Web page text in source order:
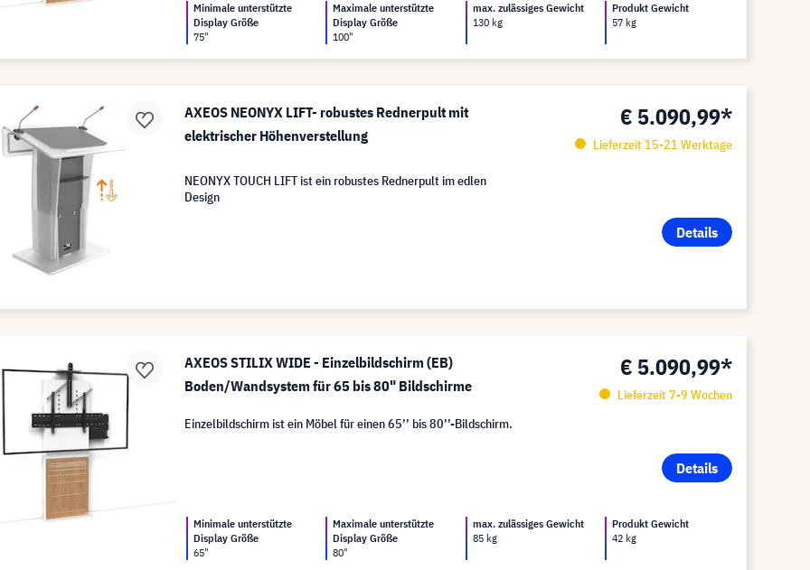
Minimale unterstützte
Display Größe
75"
Maximale unterstützte
Display Größe
100"
max. zulässiges Gewicht
130 kg
Produkt Gewicht
57 kg
AXEOS NEONYX LIFT- robustes Rednerpult mit
elektrischer Höhenverstellung
€ 5.090,99*
Lieferzeit 15-21 Werktage
Details
NEONYX TOUCH LIFT ist ein robustes Rednerpult im edlen
Design
AXEOS STILIX WIDE - Einzelbildschirm (EB)
Boden/Wandsystem für 65 bis 80" Bildschirme
€ 5.090,99*
Lieferzeit 7-9 Wochen
Details
Einzelbildschirm ist ein Möbel für einen 65’’ bis 80’’-Bildschirm.
Minimale unterstützte
Display Größe
65"
Maximale unterstützte
Display Größe
80"
max. zulässiges Gewicht
85 kg
Produkt Gewicht
42 kg